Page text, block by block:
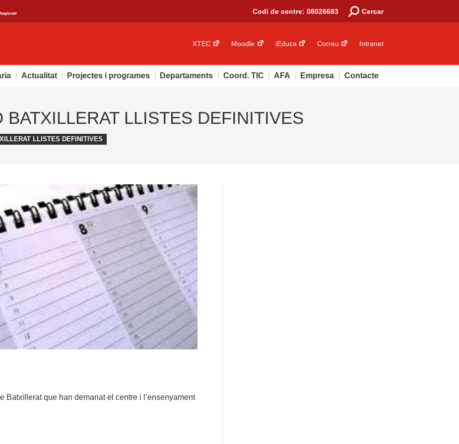
Codi de centre: 08026683 Search:Cercar
XTEC Moodle iEduca Correu Intranet
Actualitat Projectes i programes Departaments Coord. TIC AFA Empresa Contacte
BATXILLERAT LLISTES DEFINITIVES
LLISTES DEFINITIVES
Batxillerat que han demanat el centre i l’ensenyament